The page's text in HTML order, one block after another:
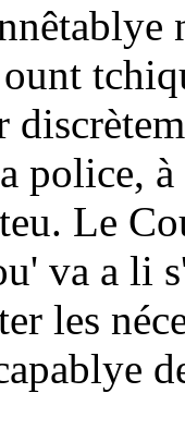
police,
Le
va a li
les